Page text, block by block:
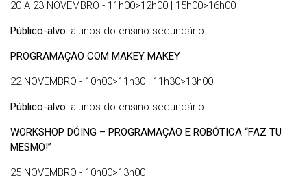
20 A 23 NOVEMBRO - 11h00>12h00 | 15h00>16h00
Público-alvo: alunos do ensino secundário
PROGRAMAÇÃO COM MAKEY MAKEY
22 NOVEMBRO - 10h00>11h30 | 11h30>13h00
Público-alvo: alunos do ensino secundário
WORKSHOP DÓING – PROGRAMAÇÃO E ROBÓTICA “FAZ TU
MESMO!”
25 NOVEMBRO - 10h00>13h00